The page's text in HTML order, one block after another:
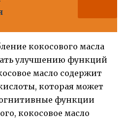
кокосового масла
улучшению функций
масло содержит
которая может
функции
кокосовое масло